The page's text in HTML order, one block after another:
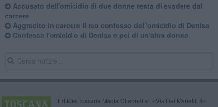
Accusato dell'omicidio di due donne tenta di evadere dal
carcere
Aggredito in carcere il reo confesso dell'omicidio di Denisa
Confessa l'omicidio di Denisa e poi di un'altra donna
Editore Toscana Media Channel srl - Via Dei Martelli, 8 -